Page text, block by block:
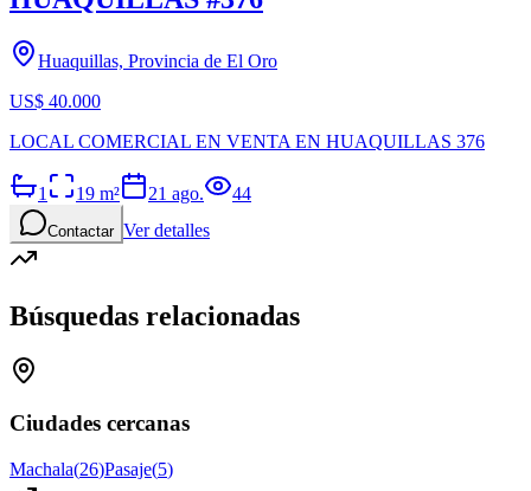
Huaquillas, Provincia de El Oro
US$ 40.000
LOCAL COMERCIAL EN VENTA EN HUAQUILLAS 376
1 19 m² 21 ago. 44
Contactar Ver detalles
Búsquedas relacionadas
Ciudades cercanas
Machala(26)Pasaje(5)